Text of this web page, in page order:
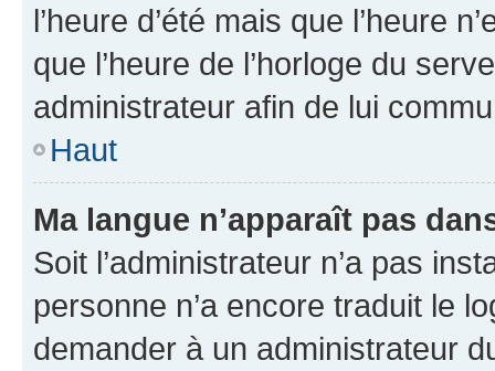
l’heure d’été mais que l’heure
que l’heure de l’horloge du
administrateur afin de lui
Haut
Ma langue n’apparaît pas
Soit l’administrateur n’a pas
personne n’a encore traduit le
demander à un administrateur